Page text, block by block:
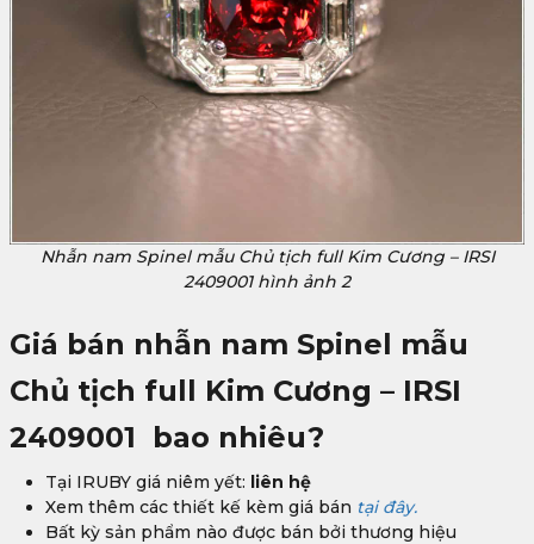
Nhẫn nam Spinel mẫu Chủ tịch full Kim Cương – IRSI
2409001 hình ảnh 2
Giá bán nhẫn nam Spinel mẫu
Chủ tịch full Kim Cương – IRSI
2409001
bao nhiêu?
Tại IRUBY giá niêm yết: liên hệ
Xem thêm các thiết kế kèm giá bán tại đây.
Bất kỳ sản phẩm nào được bán bởi thương hiệu